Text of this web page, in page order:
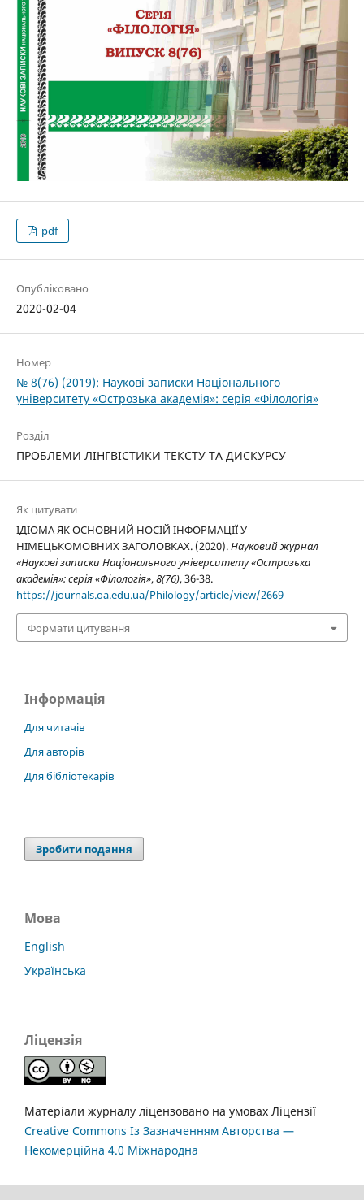
pdf
Опубліковано
2020-02-04
Номер
№ 8(76) (2019): Наукові записки Національного
університету «Острозька академія»: серія­ «Філо­ло­гія»
Розділ
ПРОБЛЕМИ ЛІНГВІСТИКИ ТЕКСТУ ТА ДИСКУРСУ
Як цитувати
ІДІОМА ЯК ОСНОВНИЙ НОСІЙ ІНФОРМАЦІЇ У
НІМЕЦЬКОМОВНИХ ЗАГОЛОВКАХ. (2020).Науковий журнал
«Наукові записки Національного університету «Острозька
академія»: серія «Філологія»,8(76), 36-38.
https://journals.oa.edu.ua/Philology/article/view/2669
Формати цитування
Інформація
Для читачів
Для авторів
Для бібліотекарів
Зробити подання
Мова
English
Українська
Ліцензія
Матеріали журналу ліцензовано на умовах Ліцензії
Creative Commons Із Зазначенням Авторства —
Некомерційна 4.0 Міжнародна